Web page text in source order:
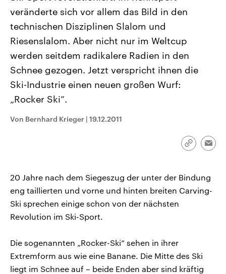
Landtagswahl Sachsen-Anhalt
Alle Informationen
Sachsen-Anhalt wählt am 6.
September 2026 einen neuen
Landtag. Seit 2021 wird das
Bundesland von einer Koalition aus
CDU, SPD und FDP regiert.-
Umfragen, Prognosen,
Wahlprogramme, aktuelle Berichte
und Hintergründe zu den Parteien
USA
Aktuelle Beiträge,
Hintergründe
Wirtschaftlich und
gehören die Vereinigten
den mächtigsten Ländern
mit großem Einfluss auf
Sendungen Programm
veränderte sich vor allem das Bild in den
technischen Disziplinen Slalom und
Riesenslalom. Aber nicht nur im Weltcup
werden seitdem radikalere Radien in den
Schnee gezogen. Jetzt verspricht ihnen die
Ski-Industrie einen neuen großen Wurf:
„Rocker Ski“.
Von Bernhard Krieger | 19.12.2011
Link
20 Jahre nach dem Siegeszug der unter der Bindung
eng taillierten und vorne und hinten breiten Carving-
Ski sprechen einige schon von der nächsten
Revolution im Ski-Sport.
Die sogenannten „Rocker-Ski“ sehen in ihrer
Extremform aus wie eine Banane. Die Mitte des Ski
liegt im Schnee auf – beide Enden aber sind kräftig